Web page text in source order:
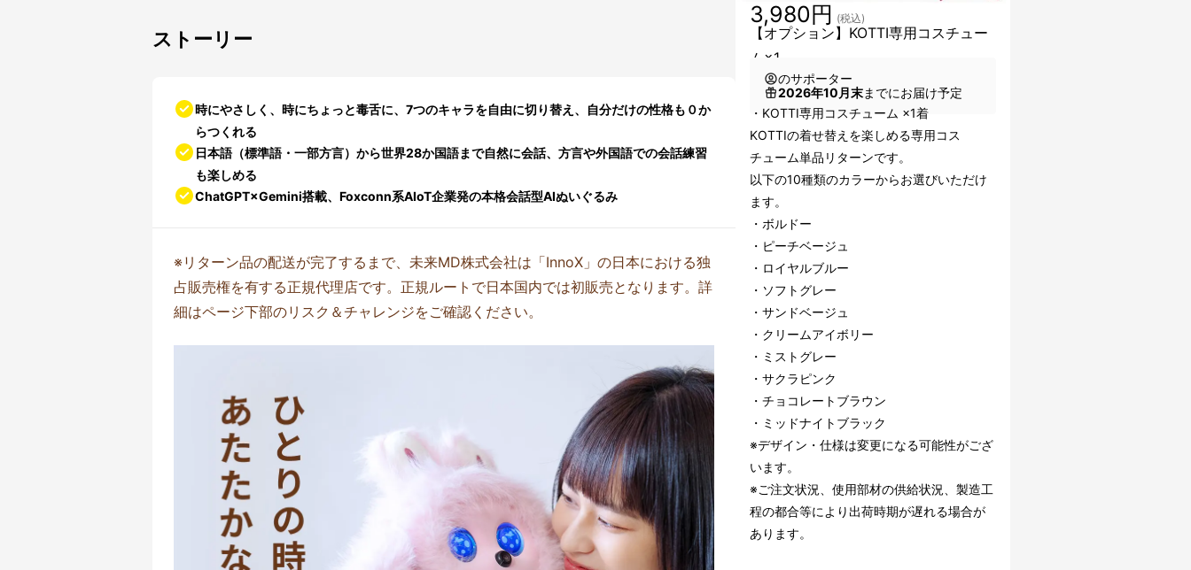
ストーリー
時にやさしく、時にちょっと毒舌に、7つのキャラを自由に切り替え、自分だけの性格も０か
らつくれる
日本語（標準語・一部方言）から世界28か国語まで自然に会話、方言や外国語での会話練習
も楽しめる
ChatGPT×Gemini搭載、Foxconn系AIoT企業発の本格会話型AIぬいぐるみ
※リターン品の配送が完了するまで、未来MD株式会社は「InnoX」の日本における独
占販売権を有する正規代理店です。正規ルートで日本国内では初販売となります。詳
細はページ下部のリスク＆チャレンジをご確認ください。
【オプション】KOTTI専用コスチュー
ム×1
3,980円 (税込)
のサポーター
2026年10月末までにお届け予定
・KOTTI専用コスチューム ×1着
KOTTIの着せ替えを楽しめる専用コス
チューム単品リターンです。
以下の10種類のカラーからお選びいただけ
ます。
・ボルドー
・ピーチベージュ
・ロイヤルブルー
・ソフトグレー
・サンドベージュ
・クリームアイボリー
・ミストグレー
・サクラピンク
・チョコレートブラウン
・ミッドナイトブラック
※デザイン・仕様は変更になる可能性がござ
います。
※ご注文状況、使用部材の供給状況、製造工
程の都合等により出荷時期が遅れる場合が
あります。